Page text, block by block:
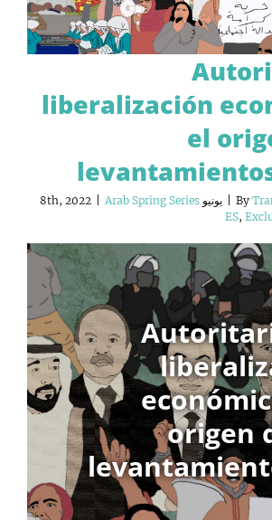
liberalización
el
By يونيو 8th, 2022 Arab Spring Series
ES,
origen